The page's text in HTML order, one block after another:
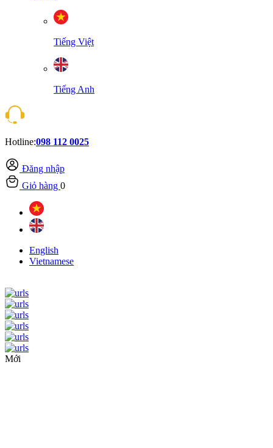
Tiếng Việt
Tiếng Anh
Hotline:098 112 0025
Đăng nhập
Giỏ hàng 0
English
Vietnamese
Mới